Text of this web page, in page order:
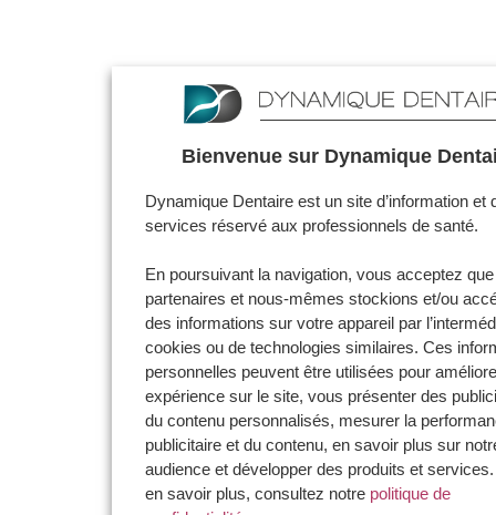
Bienvenue sur Dynamique
Dynamique Dentaire est un site d’information et
services réservé aux professionnels de santé.
En poursuivant la navigation, vous acceptez
partenaires et nous-mêmes stockions et/ou
des informations sur votre appareil par
cookies ou de technologies similaires. Ces
personnelles peuvent être utilisées pour
expérience sur le site, vous présenter des
du contenu personnalisés, mesurer la
publicitaire et du contenu, en savoir plus sur
audience et développer des produits et
en savoir plus, consultez notre politique de